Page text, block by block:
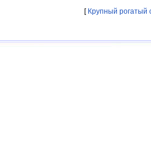
[ Крупный рогатый